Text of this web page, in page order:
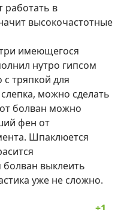
работать в
высокочастотные
имеющегося
нутро гипсом
тряпкой для
можно сделать
болван можно
фен от
Шпаклюется
выклеить
уже не сложно.